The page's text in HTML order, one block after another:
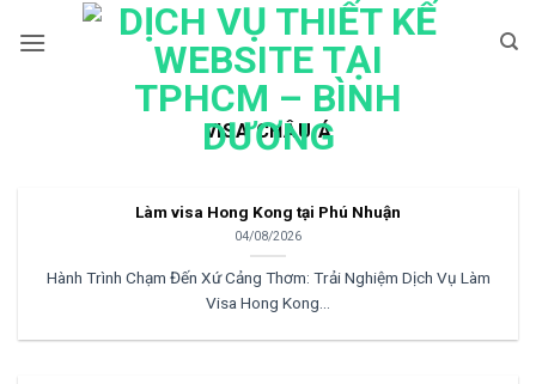
qua
VISA CHÂU Á
Làm visa Hong Kong tại Phú Nhuận
04/08/2026
Hành Trình Chạm Đến Xứ Cảng Thơm: Trải Nghiệm Dịch Vụ Làm
Visa Hong Kong...